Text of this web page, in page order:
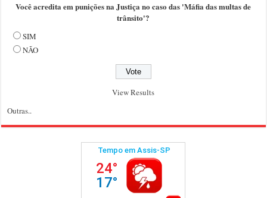
Você acredita em punições na Justiça no caso das 'Máfia das multas de
trânsito'?
SIM
NÃO
View Results
Outras..